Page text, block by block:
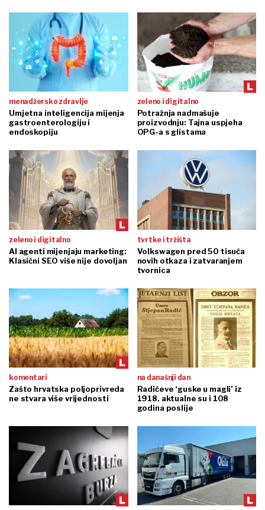
menadžersko zdravlje
Umjetna inteligencija mijenja
gastroenterologiju i
endoskopiju
zeleno i digitalno
Potražnja nadmašuje
proizvodnju: Tajna uspjeha
OPG-a s glistama
zeleno i digitalno
AI agenti mijenjaju marketing:
Klasični SEO više nije dovoljan
tvrtke i tržišta
Volkswagen pred 50 tisuća
novih otkaza i zatvaranjem
tvornica
komentari
Zašto hrvatska poljoprivreda
ne stvara više vrijednosti
na današnji dan
Radićeve ‘guske u magli’ iz
1918. aktualne su i 108
godina poslije